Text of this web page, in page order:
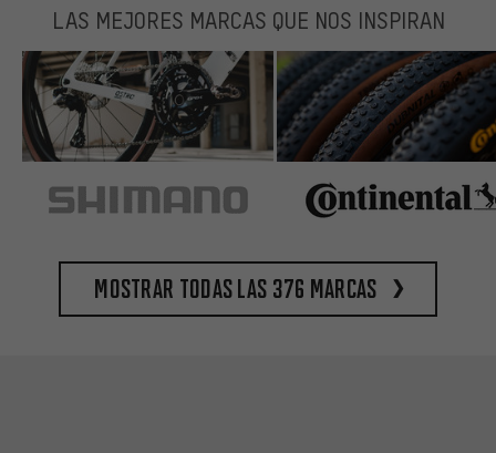
LAS MEJORES MARCAS QUE NOS INSPIRAN
Mostrar todas las 376 marcas